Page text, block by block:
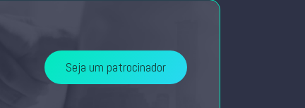
Seja um patrocinador